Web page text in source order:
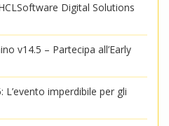
Digital Solutions
v14.5 – Partecipa all’Early
L’evento imperdibile per gli